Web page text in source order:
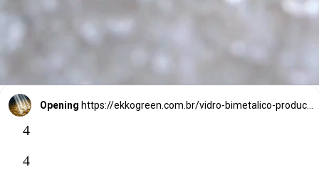
Opening
4
4